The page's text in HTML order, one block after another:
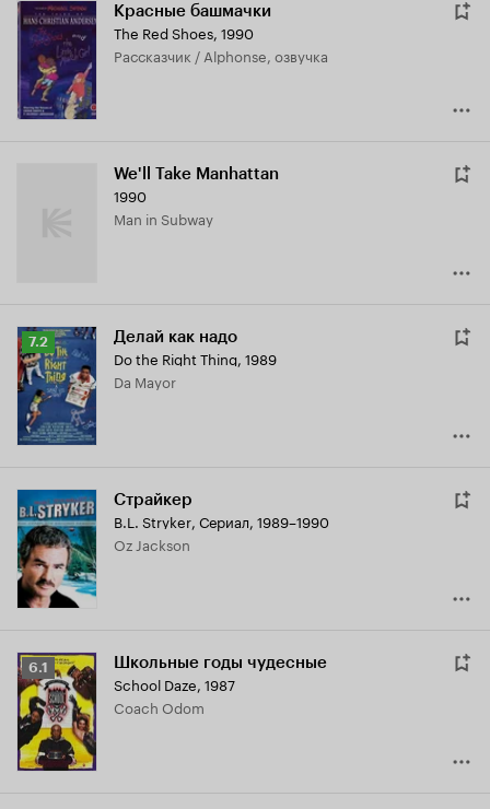
Красные башмачки
The Red Shoes, 1990
рассказчик / Alphonse, озвучка
We'll Take Manhattan
1990
Man in Subway
Рейтинг
Кинопоиска
7.2
7.2 Делай как надо
Do the Right Thing, 1989
Da Mayor
Страйкер
B.L. Stryker, Сериал, 1989–1990
Oz Jackson
Рейтинг
Кинопоиска
6.1
6.1 Школьные годы чудесные
School Daze, 1987
Coach Odom